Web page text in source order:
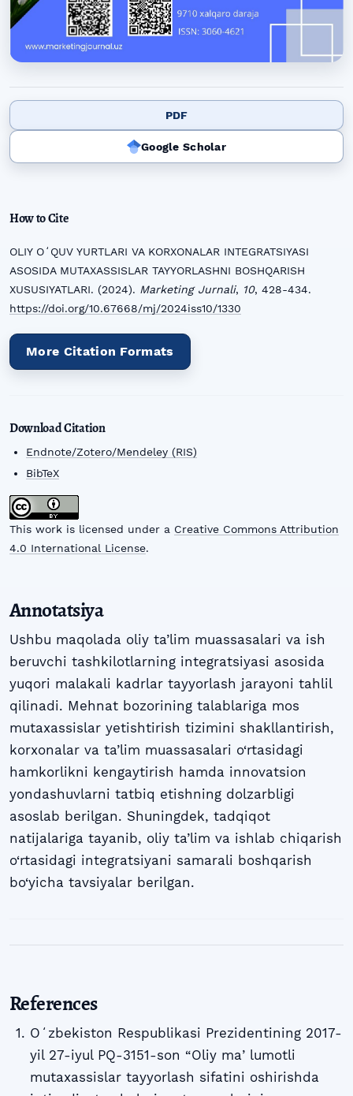
PDF
Google Scholar
How to Cite
OLIY OʻQUV YURTLARI VA KORXONALAR INTEGRATSIYASI
ASOSIDA MUTAXASSISLAR TAYYORLASHNI BOSHQARISH
XUSUSIYATLARI. (2024). Marketing Jurnali, 10, 428-434.
https://doi.org/10.67668/mj/2024iss10/1330
More Citation Formats
Download Citation
Endnote/Zotero/Mendeley (RIS)
BibTeX
This work is licensed under a Creative Commons Attribution
4.0 International License.
Annotatsiya
Ushbu maqolada oliy ta’lim muassasalari va ish
beruvchi tashkilotlarning integratsiyasi asosida
yuqori malakali kadrlar tayyorlash jarayoni tahlil
qilinadi. Mehnat bozorining talablariga mos
mutaxassislar yetishtirish tizimini shakllantirish,
korxonalar va ta’lim muassasalari o‘rtasidagi
hamkorlikni kengaytirish hamda innovatsion
yondashuvlarni tatbiq etishning dolzarbligi
asoslab berilgan. Shuningdek, tadqiqot
natijalariga tayanib, oliy ta’lim va ishlab chiqarish
o‘rtasidagi integratsiyani samarali boshqarish
bo‘yicha tavsiyalar berilgan.
References
Oʻzbekiston Respublikasi Prezidentining 2017-
yil 27-iyul PQ-3151-son “Oliy maʼlumotli
mutaxassislar tayyorlash sifatini oshirishda